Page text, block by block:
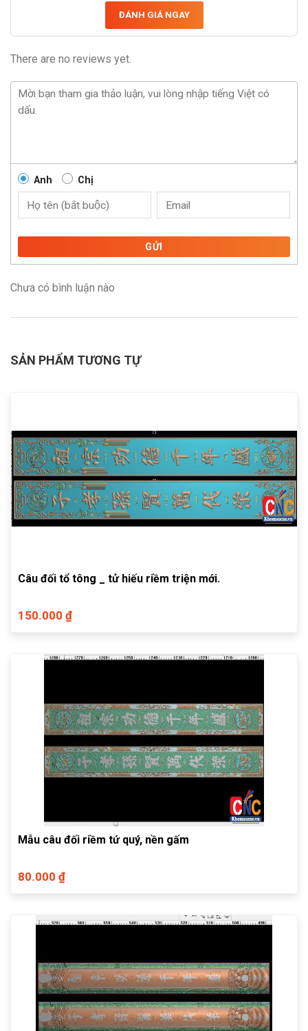
ĐÁNH GIÁ NGAY
There are no reviews yet.
Anh Chị
GỬI
Chưa có bình luận nào
SẢN PHẨM TƯƠNG TỰ
Câu đối tổ tông _ tử hiếu riềm triện mới.
150.000 ₫
Mẫu câu đối riềm tứ quý, nền gấm
80.000 ₫